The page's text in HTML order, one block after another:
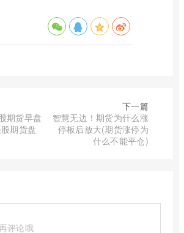
期货早盘
期货盘
下一篇
智慧无边！期货为什么涨
停板后放大(期货涨停为
什么不能平仓)
评论哦